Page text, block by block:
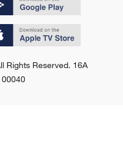
Rights Reserved. 16A